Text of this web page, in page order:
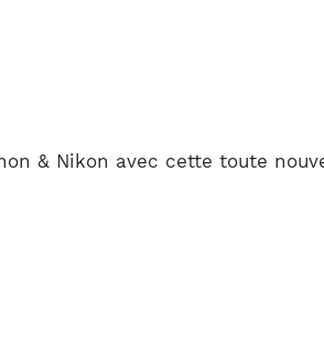
& Nikon avec cette toute